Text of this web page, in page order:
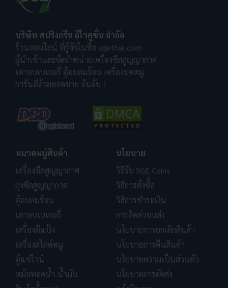
บริษัท สปริงกรีน อีโวลูชั่น จำกัด
ร้านออนไลน์ ที่รู้จักในชื่อ sgethai.com
ผู้นำเข้าและจัดจำหน่ายเครื่องซีลสูญญากาศ
เตาอบเบเกอรี่ ตู้อบลมร้อน เครื่องบดหมู
การันตีด้วยยอดขาย อันดับ 1
หมวดหมู่สินค้า
เครื่องซีลสูญญากาศ
ถุงซีลสูญญากาศ
ตู้อบลมร้อน
เตาอบเบเกอรี่
เครื่องตีแป้ง
เครื่องสไลด์หมู
ตู้แช่ไวน์
หม้อทอดน้ำ-น้ำมัน
นโยบาย
วิธีรับ SGE Coins
วิธีการสั่งซื้อ
วิธีการชำระเงิน
การคิดค่าขนส่ง
นโยบายการยกเลิกสินค้า
นโยบายการคืนสินค้า
นโยบายความเป็นส่วนตัว
นโยบายการจัดส่ง